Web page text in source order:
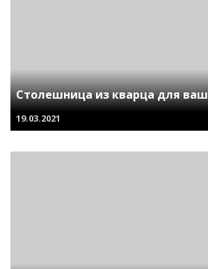
Столешница из кварца для
19.03.2021